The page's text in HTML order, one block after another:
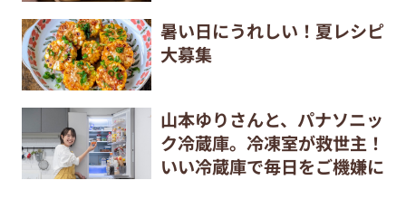
暑い日にうれしい！夏レシピ
大募集
山本ゆりさんと、パナソニッ
ク冷蔵庫。冷凍室が救世主！
いい冷蔵庫で毎日をご機嫌に